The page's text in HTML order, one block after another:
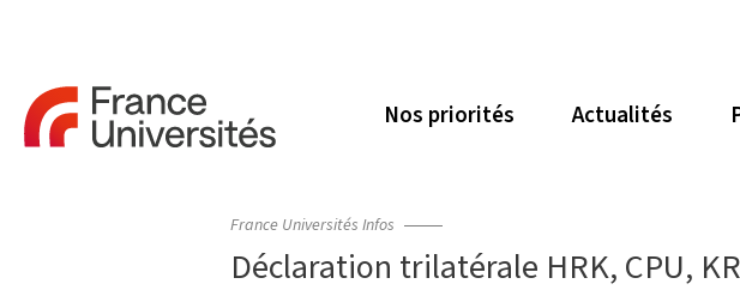
Nos priorités Actualités
France Universités Infos
Déclaration trilatérale HRK, CPU,